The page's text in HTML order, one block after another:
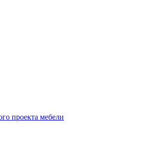
проекта мебели